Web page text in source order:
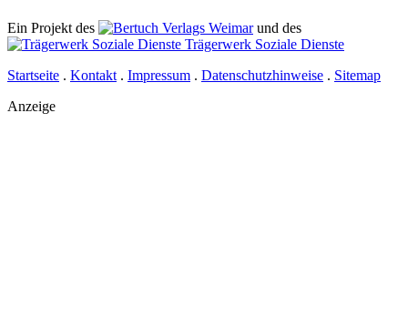
Ein Projekt des Verlags Weimarund des
Trägerwerk Soziale Dienste
Startseite . Kontakt . Impressum . Datenschutzhinweise . Sitemap
Anzeige